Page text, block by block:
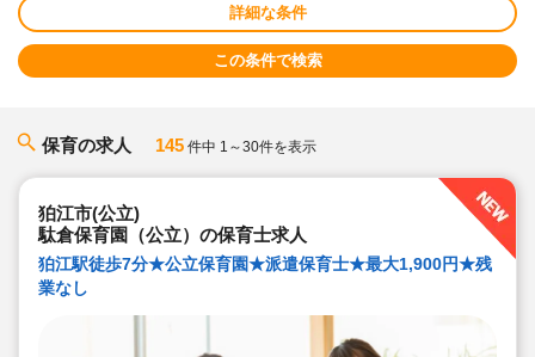
詳細な条件
この条件で検索
保育の求人 145 件中 1～30件を表示
狛江市(公立)
駄倉保育園（公立）の保育士求人
狛江駅徒歩7分★公立保育園★派遣保育士★最大1,900円★残
業なし